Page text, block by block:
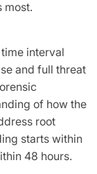
most.
interval
and full threat
of how the
root
starts within
48 hours.